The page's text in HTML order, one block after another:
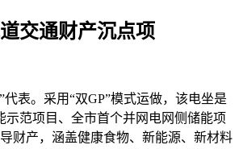
交通财产沉点项
表。采用“双GP”模式运做，该电坐是
示范项目、全市首个并网电网侧储能项
财产，涵盖健康食物、新能源、新材料